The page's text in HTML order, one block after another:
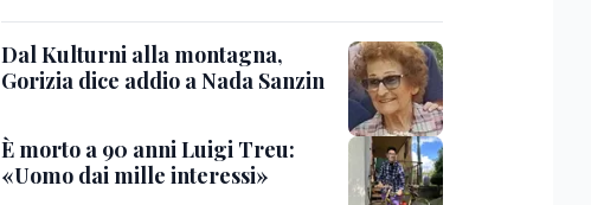
Dal Kulturni alla montagna,
Gorizia dice addio a Nada Sanzin
È morto a 90 anni Luigi Treu:
«Uomo dai mille interessi»